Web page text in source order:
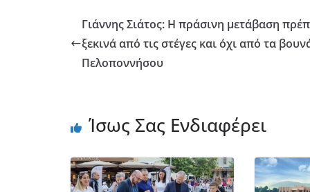
Γιάννης Σιάτος: Η πράσινη μετάβαση
ξεκινά από τις στέγες και όχι από τα
Πελοποννήσου
Ίσως Σας Ενδιαφέρει